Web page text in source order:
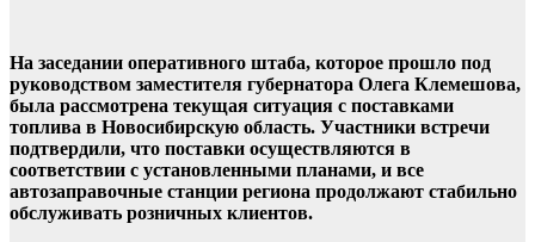
На заседании оперативного штаба, которое прошло под
руководством заместителя губернатора Олега Клемешова,
была рассмотрена текущая ситуация с поставками
топлива в Новосибирскую область. Участники встречи
подтвердили, что поставки осуществляются в
соответствии с установленными планами, и все
автозаправочные станции региона продолжают стабильно
обслуживать розничных клиентов.